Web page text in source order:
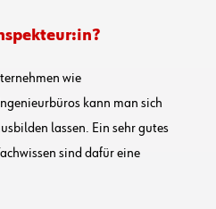
wie
kann man sich
lassen. Ein sehr gutes
sind dafür eine